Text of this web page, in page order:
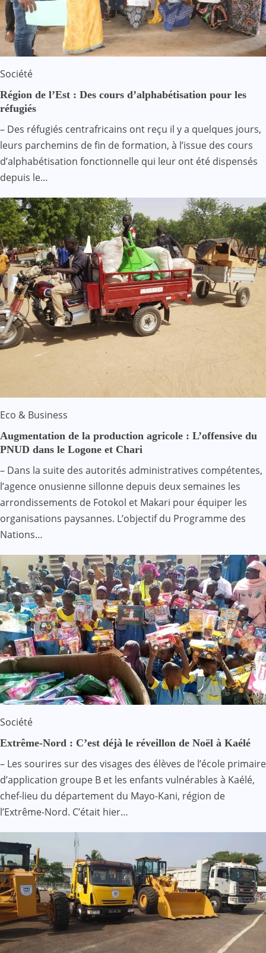
Société
Région de l’Est : Des cours d’alphabétisation pour les
réfugiés
– Des réfugiés centrafricains ont reçu il y a quelques jours,
leurs parchemins de fin de formation, à l’issue des cours
d’alphabétisation fonctionnelle qui leur ont été dispensés
depuis le…
Eco & Business
Augmentation de la production agricole : L’offensive du
PNUD dans le Logone et Chari
– Dans la suite des autorités administratives compétentes,
l’agence onusienne sillonne depuis deux semaines les
arrondissements de Fotokol et Makari pour équiper les
organisations paysannes. L’objectif du Programme des
Nations…
Société
Extrême-Nord : C’est déjà le réveillon de Noël à Kaélé
– Les sourires sur des visages des élèves de l’école primaire
d’application groupe B et les enfants vulnérables à Kaélé,
chef-lieu du département du Mayo-Kani, région de
l’Extrême-Nord. C’était hier…